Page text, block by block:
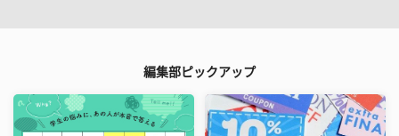
編集部ピックアップ